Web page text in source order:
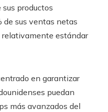
productos
de sus ventas netas
estándar
en garantizar
puedan
más avanzados del